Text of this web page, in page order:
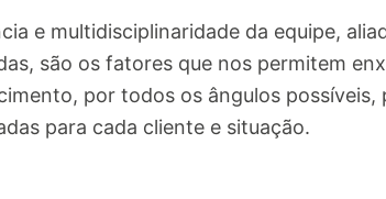
e multidisciplinaridade da equipe,
são os fatores que nos permitem
por todos os ângulos possíveis,
para cada cliente e situação.